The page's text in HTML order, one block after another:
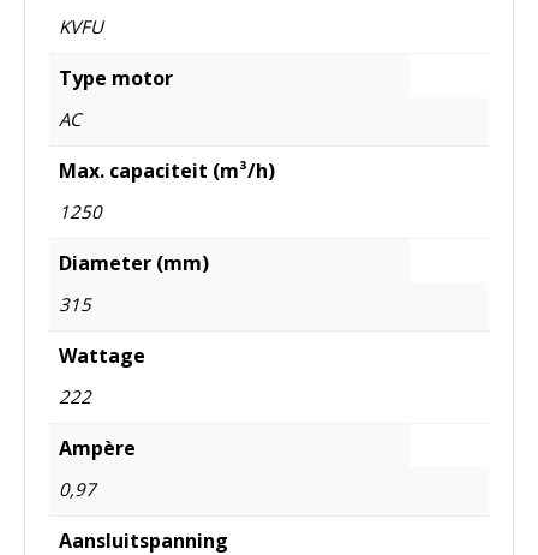
KVFU
Type motor
AC
Max. capaciteit (m³/h)
1250
Diameter (mm)
315
Wattage
222
Ampère
0,97
Aansluitspanning